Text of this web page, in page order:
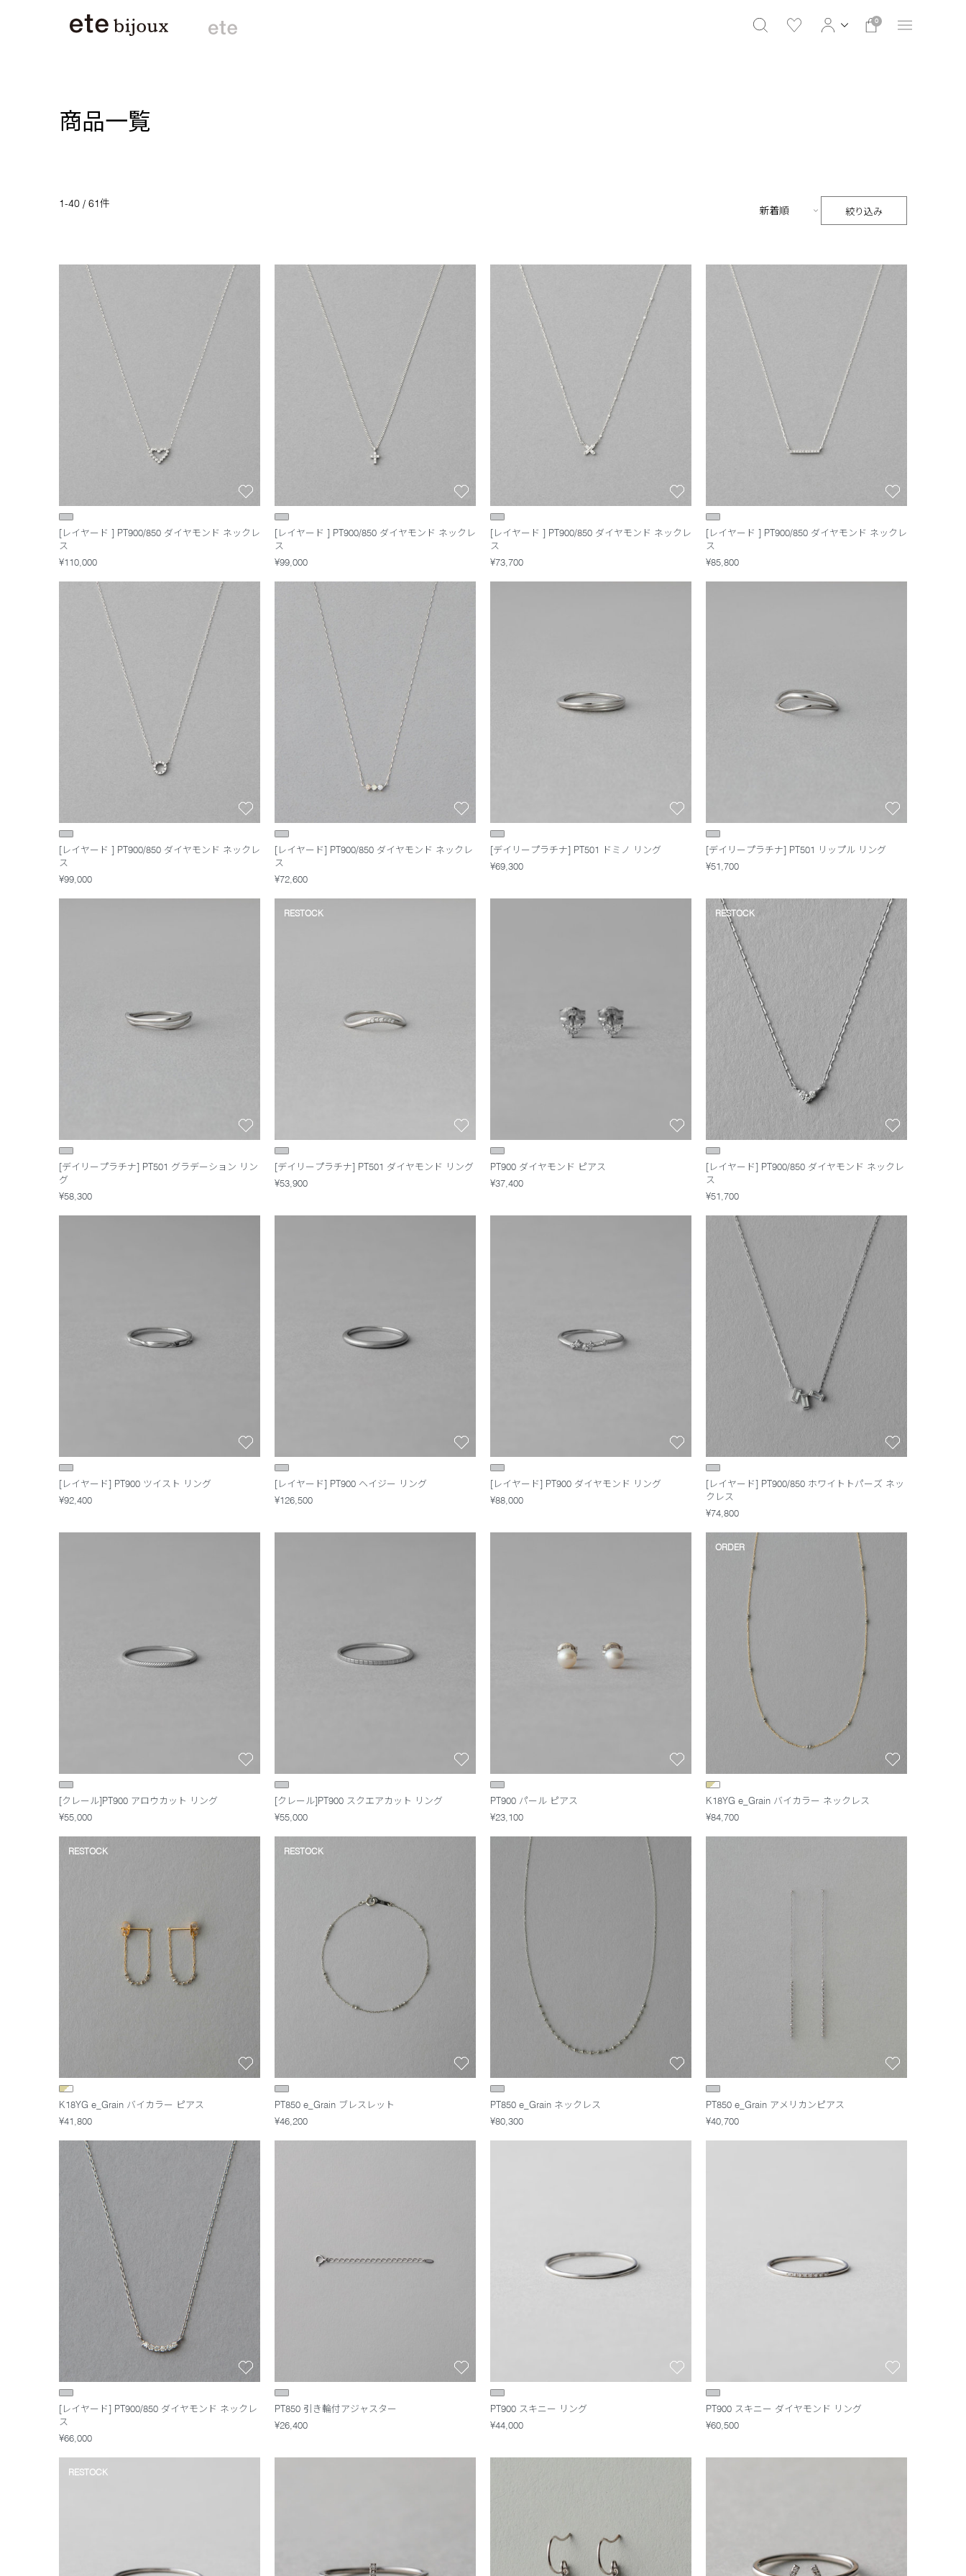
0
商品一覧
1-40 / 61件
絞り込み
[レイヤード ] PT900/850 ダイヤモンド ネックレ
ス
¥110,000
[レイヤード ] PT900/850 ダイヤモンド ネックレ
ス
¥99,000
[レイヤード ] PT900/850 ダイヤモンド ネックレ
ス
¥73,700
[レイヤード ] PT900/850 ダイヤモンド ネックレ
ス
¥85,800
[レイヤード ] PT900/850 ダイヤモンド ネックレ
ス
¥99,000
[レイヤード] PT900/850 ダイヤモンド ネックレ
ス
¥72,600
[デイリープラチナ] PT501 ドミノ リング
¥69,300
[デイリープラチナ] PT501 リップル リング
¥51,700
[デイリープラチナ] PT501 グラデーション リン
グ
¥58,300
RESTOCK
[デイリープラチナ] PT501 ダイヤモンド リング
¥53,900
PT900 ダイヤモンド ピアス
¥37,400
RESTOCK
[レイヤード] PT900/850 ダイヤモンド ネックレ
ス
¥51,700
[レイヤード] PT900 ツイスト リング
¥92,400
[レイヤード] PT900 ヘイジー リング
¥126,500
[レイヤード] PT900 ダイヤモンド リング
¥88,000
[レイヤード] PT900/850 ホワイトトパーズ ネッ
クレス
¥74,800
[クレール]PT900 アロウカット リング
¥55,000
[クレール]PT900 スクエアカット リング
¥55,000
PT900 パール ピアス
¥23,100
ORDER
K18YG e_Grain バイカラー ネックレス
¥84,700
RESTOCK
K18YG e_Grain バイカラー ピアス
¥41,800
RESTOCK
PT850 e_Grain ブレスレット
¥46,200
PT850 e_Grain ネックレス
¥80,300
PT850 e_Grain アメリカンピアス
¥40,700
[レイヤード] PT900/850 ダイヤモンド ネックレ
ス
¥66,000
PT850 引き輪付アジャスター
¥26,400
PT900 スキニー リング
¥44,000
PT900 スキニー ダイヤモンド リング
¥60,500
RESTOCK